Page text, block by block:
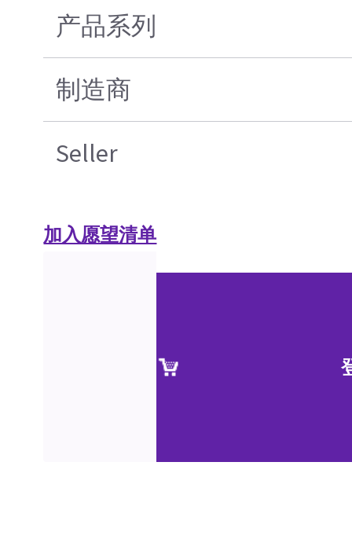
产品系列
制造商
Seller
加入愿望清单